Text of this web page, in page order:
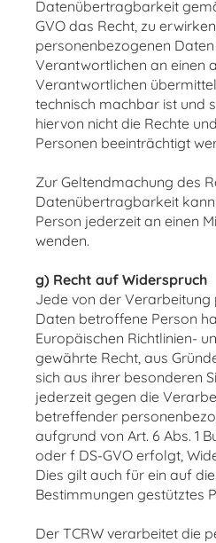
Datenübertragbarkeit
GVO das Recht, zu
personenbezogenen
Verantwortlichen an einen
Verantwortlichen
technisch machbar ist und
hiervon nicht die Rechte
Personen beeinträchtigt
Zur Geltendmachung des
Datenübertragbarkeit
Person jederzeit an einen
wenden.
g) Recht auf Widerspruch
Jede von der
Daten betroffene Person
Europäischen Richtlinien-
gewährte Recht, aus
sich aus ihrer besonderen
jederzeit gegen die
betreffender
aufgrund von Art. 6 Abs. 1
oder f DS-GVO erfolgt,
Dies gilt auch für ein auf
Bestimmungen gestütztes
Der TCRW verarbeitet die